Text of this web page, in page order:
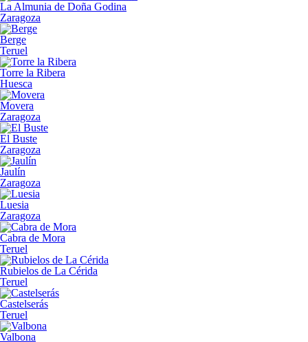
La Almunia de Doña Godina
Zaragoza
Berge
Teruel
Torre la Ribera
Huesca
Movera
Zaragoza
El Buste
Zaragoza
Jaulín
Zaragoza
Luesia
Zaragoza
Cabra de Mora
Teruel
Rubielos de La Cérida
Teruel
Castelserás
Teruel
Valbona